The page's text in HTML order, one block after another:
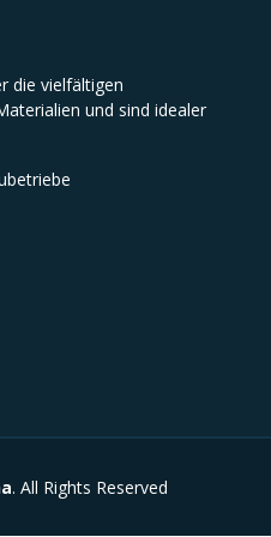
die vielfältigen
und sind idealer
. All Rights Reserved